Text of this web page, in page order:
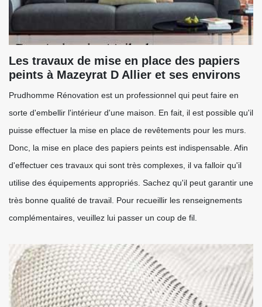
Les travaux de mise en place des papiers
peints à Mazeyrat D Allier et ses environs
Prudhomme Rénovation est un professionnel qui peut faire en
sorte d'embellir l'intérieur d'une maison. En fait, il est possible qu'il
puisse effectuer la mise en place de revêtements pour les murs.
Donc, la mise en place des papiers peints est indispensable. Afin
d'effectuer ces travaux qui sont très complexes, il va falloir qu'il
utilise des équipements appropriés. Sachez qu'il peut garantir une
très bonne qualité de travail. Pour recueillir les renseignements
complémentaires, veuillez lui passer un coup de fil.